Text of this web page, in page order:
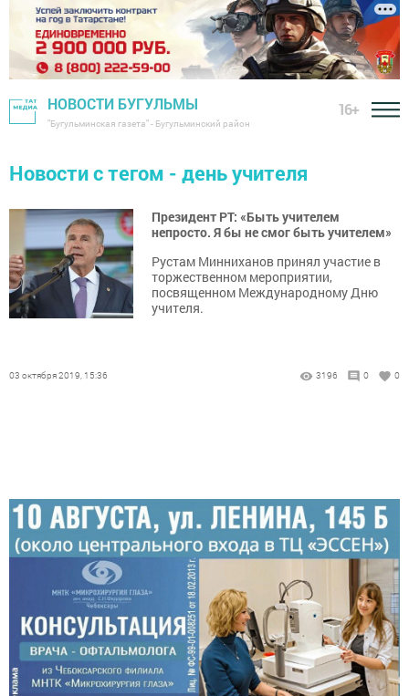
НОВОСТИ БУГУЛЬМЫ
"Бугульминская газета" - Бугульминский район
16+
Новости с тегом - день учителя
Президент РТ: «Быть учителем
непросто. Я бы не смог быть учителем»
Рустам Минниханов принял участие в
торжественном мероприятии,
посвященном Международному Дню
учителя.
03 октября 2019, 15:36 3196 0 0